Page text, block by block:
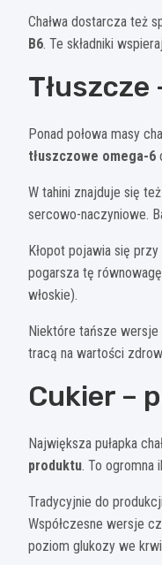
Chałwa dostarcza też
B6. Te składniki
Ponad połowa masy
tłuszczowe omega-6
W tahini znajduje się też
sercowo-naczyniowe.
Kłopot pojawia się
pogarsza tę
włoskie).
Niektóre tańsze wersje
tracą na wartości
Cukier –
Największa pułapka
produktu. To ogromna
Tradycyjnie do
Współczesne wersje
poziom glukozy we